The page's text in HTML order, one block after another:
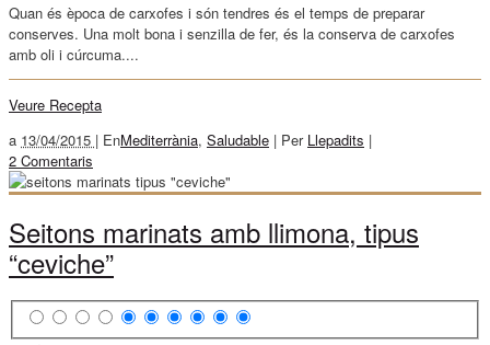
Quan és època de carxofes i són tendres és el temps de preparar
conserves. Una molt bona i senzilla de fer, és la conserva de carxofes
amb oli i cúrcuma....
Veure Recepta
a 13/04/2015 | EnMediterrània, Saludable | Per Llepadits |
2 Comentaris
Seitons marinats amb llimona, tipus
“ceviche”